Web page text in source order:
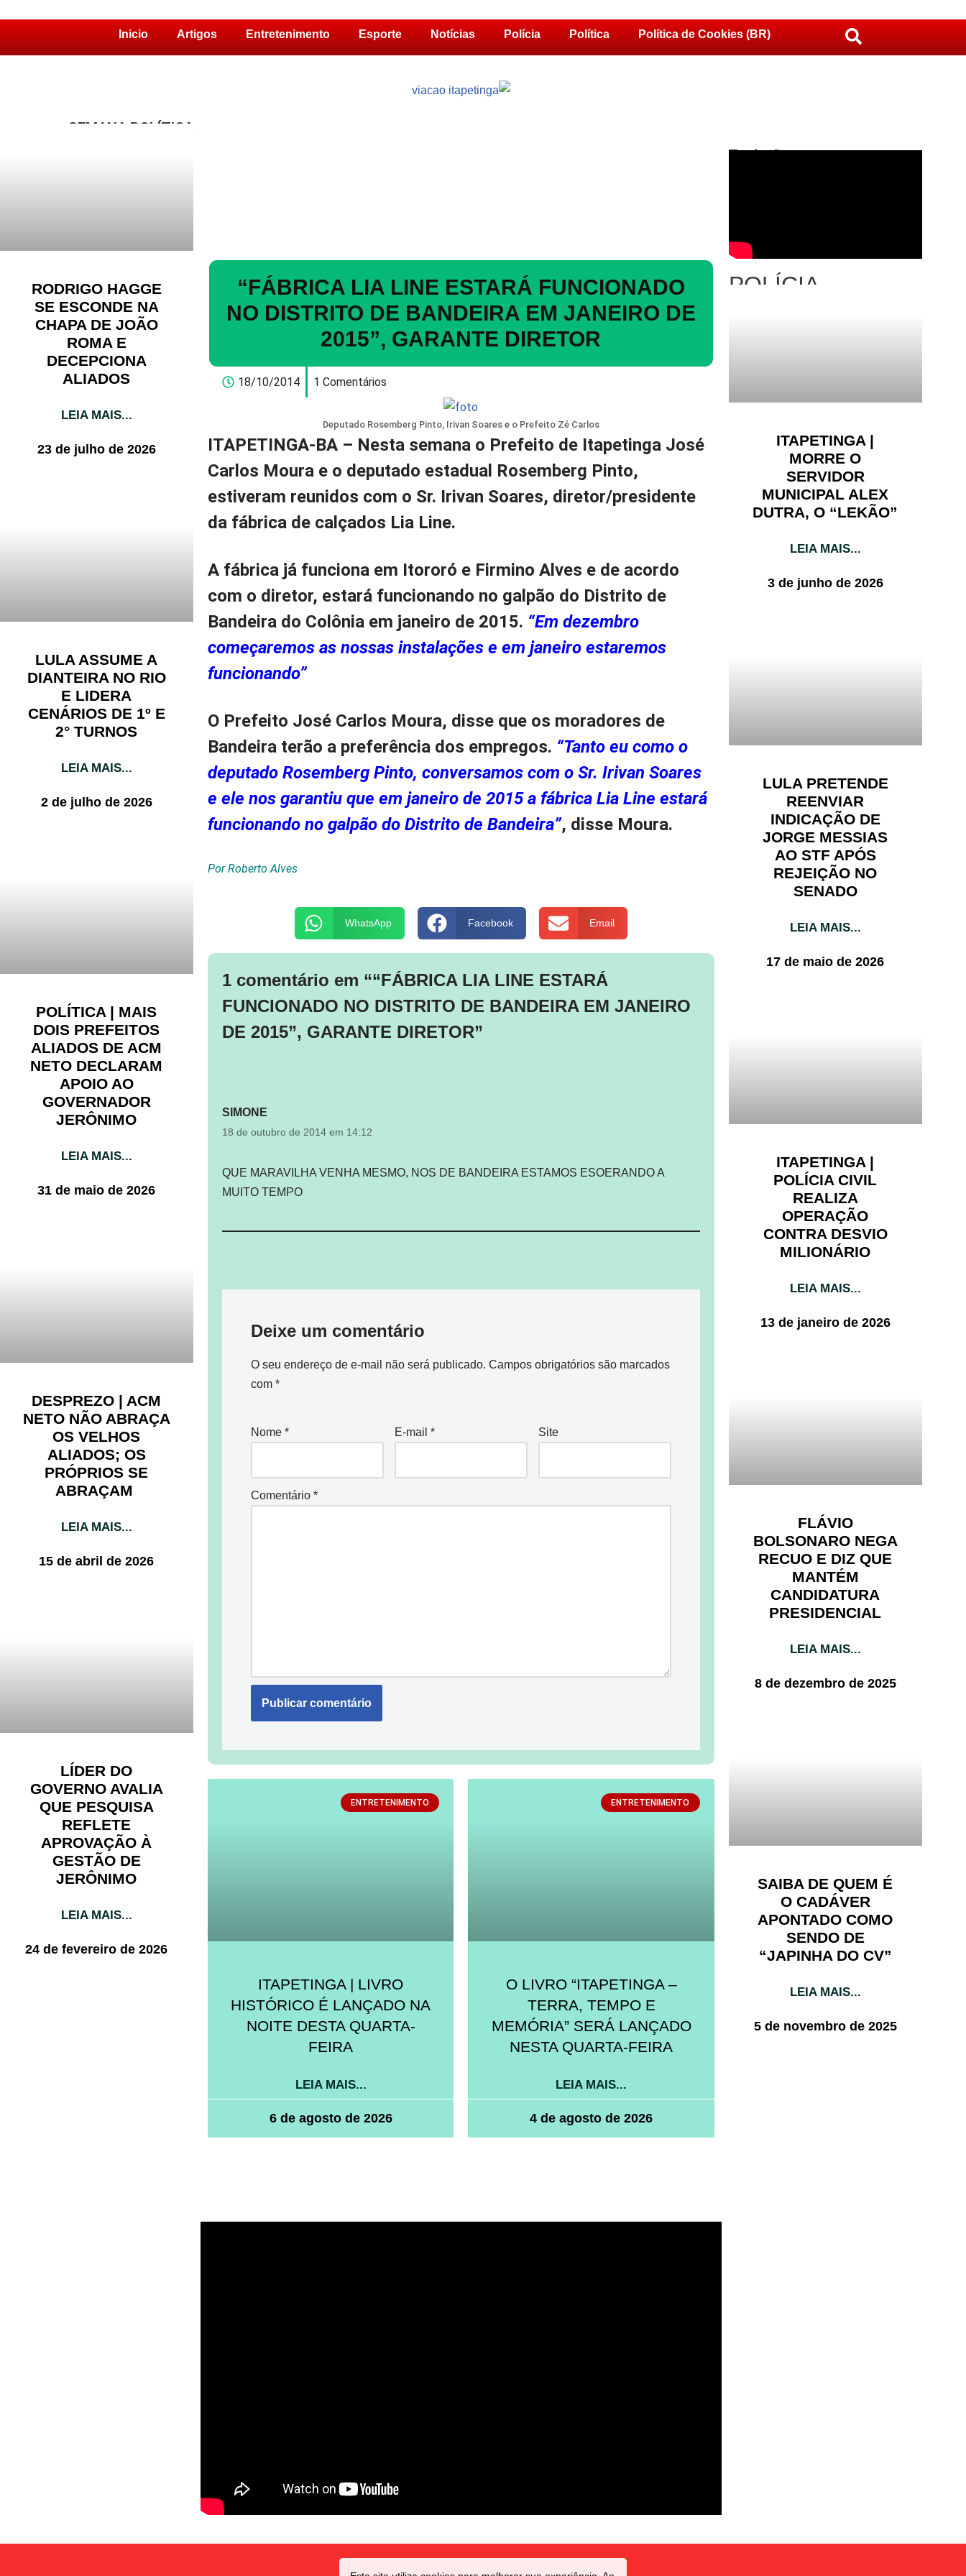
para
Inicio Artigos Entretenimento Esporte Notícias Polícia Política Política de Cookies (BR)
SEMANA POLÍTICA
RODRIGO HAGGE
SE ESCONDE NA
CHAPA DE JOÃO
ROMA E
DECEPCIONA
ALIADOS
LEIA MAIS...
23 de julho de 2026
LULA ASSUME A
DIANTEIRA NO RIO
E LIDERA
CENÁRIOS DE 1º E
2° TURNOS
LEIA MAIS...
2 de julho de 2026
POLÍTICA | MAIS
DOIS PREFEITOS
ALIADOS DE ACM
NETO DECLARAM
APOIO AO
GOVERNADOR
JERÔNIMO
LEIA MAIS...
31 de maio de 2026
DESPREZO | ACM
NETO NÃO ABRAÇA
OS VELHOS
ALIADOS; OS
PRÓPRIOS SE
ABRAÇAM
LEIA MAIS...
15 de abril de 2026
LÍDER DO
GOVERNO AVALIA
QUE PESQUISA
REFLETE
APROVAÇÃO À
GESTÃO DE
JERÔNIMO
LEIA MAIS...
24 de fevereiro de 2026
“FÁBRICA LIA LINE ESTARÁ FUNCIONADO
NO DISTRITO DE BANDEIRA EM JANEIRO DE
2015”, GARANTE DIRETOR
18/10/2014 1 Comentários
Deputado Rosemberg Pinto, Irivan Soares e o Prefeito Zé Carlos
ITAPETINGA-BA– Nesta semana o Prefeito de Itapetinga José
Carlos Moura e o deputado estadual Rosemberg Pinto,
estiveram reunidos com o Sr. Irivan Soares, diretor/presidente
da fábrica de calçados Lia Line.
A fábrica já funciona em Itororó e Firmino Alves e de acordo
com o diretor, estará funcionando no galpão do Distrito de
Bandeira do Colônia em janeiro de 2015. “Em dezembro
começaremos as nossas instalações e em janeiro estaremos
funcionando”
O Prefeito José Carlos Moura, disse que os moradores de
Bandeira terão a preferência dos empregos. “Tanto eu como o
deputado Rosemberg Pinto, conversamos com o Sr. Irivan Soares
e ele nos garantiu que em janeiro de 2015 a fábrica Lia Line estará
funcionando no galpão do Distrito de Bandeira”, disse Moura.
Por Roberto Alves
WhatsApp Facebook Email
1 comentário em ““FÁBRICA LIA LINE ESTARÁ
FUNCIONADO NO DISTRITO DE BANDEIRA EM JANEIRO
DE 2015”, GARANTE DIRETOR”
SIMONE
18 de outubro de 2014 em 14:12
QUE MARAVILHA VENHA MESMO, NOS DE BANDEIRA ESTAMOS ESOERANDO A
MUITO TEMPO
Deixe um comentário
O seu endereço de e-mail não será publicado. Campos obrigatórios são marcados
com *
Nome * E-mail * Site
Comentário *
ENTRETENIMENTO
ITAPETINGA | LIVRO
HISTÓRICO É LANÇADO NA
NOITE DESTA QUARTA-
FEIRA
LEIA MAIS...
6 de agosto de 2026
ENTRETENIMENTO
O LIVRO “ITAPETINGA –
TERRA, TEMPO E
MEMÓRIA” SERÁ LANÇADO
NESTA QUARTA-FEIRA
LEIA MAIS...
4 de agosto de 2026
Traduções
POLÍCIA
ITAPETINGA |
MORRE O
SERVIDOR
MUNICIPAL ALEX
DUTRA, O “LEKÃO”
LEIA MAIS...
3 de junho de 2026
LULA PRETENDE
REENVIAR
INDICAÇÃO DE
JORGE MESSIAS
AO STF APÓS
REJEIÇÃO NO
SENADO
LEIA MAIS...
17 de maio de 2026
ITAPETINGA |
POLÍCIA CIVIL
REALIZA
OPERAÇÃO
CONTRA DESVIO
MILIONÁRIO
LEIA MAIS...
13 de janeiro de 2026
FLÁVIO
BOLSONARO NEGA
RECUO E DIZ QUE
MANTÉM
CANDIDATURA
PRESIDENCIAL
LEIA MAIS...
8 de dezembro de 2025
SAIBA DE QUEM É
O CADÁVER
APONTADO COMO
SENDO DE
“JAPINHA DO CV”
LEIA MAIS...
5 de novembro de 2025